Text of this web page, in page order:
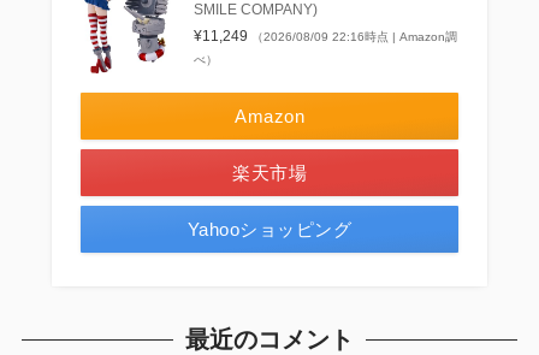
SMILE COMPANY)
¥11,249
（2026/08/09 22:16時点 | Amazon調
べ）
Amazon
楽天市場
Yahooショッピング
最近のコメント